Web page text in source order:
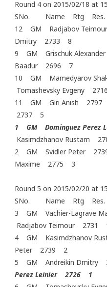
Round 4 on 2015/02/18 at
SNo. Name Rtg
12 GM Radjabov
Dmitry 2733 8
9 GM Grischuk
Baadur 2696 7
10 GM Mamedyarov
Tomashevsky Evgeny
11 GM Giri Anish
2737 5
1 GM Dominguez Perez
Kasimdzhanov Rustam
2 GM Svidler Peter
Maxime 2775 3
Round 5 on 2015/02/20 at
SNo. Name Rtg
3 GM Vachier-Lagrave
Radjabov Teimour 2731
4 GM Kasimdzhanov
Peter 2739 2
5 GM Andreikin
Perez Leinier 2726 1